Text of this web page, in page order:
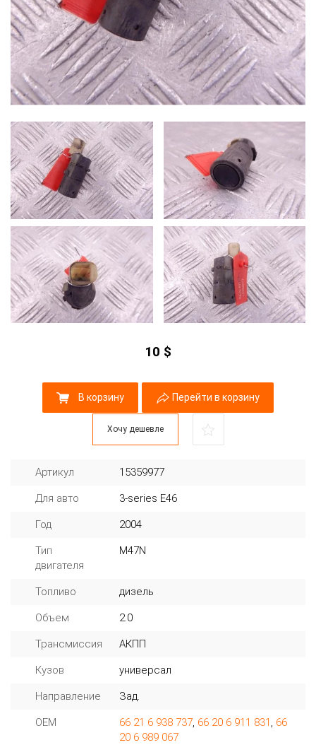
10 $
В корзину Перейти в корзину
Хочу дешевле
Артикул 15359977
Для авто 3-series E46
Год 2004
Тип
двигателя
M47N
Топливо дизель
Объем 2.0
Трансмиссия АКПП
Кузов универсал
Направление Зад.
OEM 66 21 6 938 737, 66 20 6 911 831 , 66
20 6 989 067